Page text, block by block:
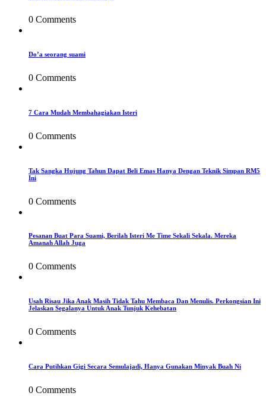
0 Comments
Do’a seorang suami
0 Comments
7 Cara Mudah Membahagiakan Isteri
0 Comments
Tak Sangka Hujung Tahun Dapat Beli Emas Hanya Dengan Teknik Simpan RM5
Ini
0 Comments
Pesanan Buat Para Suami, Berilah Isteri Me Time Sekali Sekala. Mereka
Amanah Allah Juga
0 Comments
Usah Risau Jika Anak Masih Tidak Tahu Membaca Dan Menulis. Perkongsian Ini
Jelaskan Segalanya Untuk Anak Tunjuk Kehebatan
0 Comments
Cara Putihkan Gigi Secara Semulajadi, Hanya Gunakan Minyak Buah Ni
0 Comments